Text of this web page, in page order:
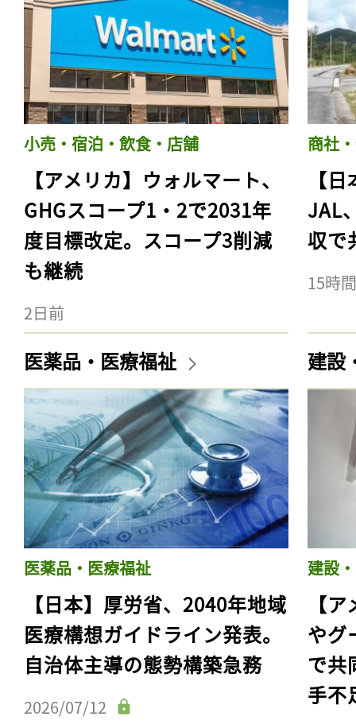
小売・宿泊・飲食・店舗
【アメリカ】ウォルマート、
GHGスコープ1・2で2031年
度目標改定。スコープ3削減
も継続
2日前
商社
【
JAL
収で
15時
医薬品・医療福祉
医薬品・医療福祉
【日本】厚労省、2040年地域
医療構想ガイドライン発表。
自治体主導の態勢構築急務
2026/07/12
建設
建設
【
やグ
で共
手不